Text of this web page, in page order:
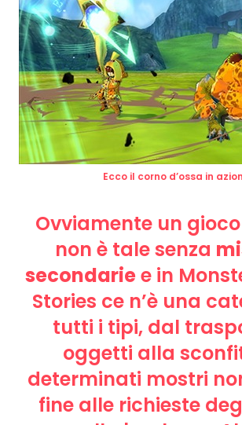
Ecco il corno d’ossa in
Ovviamente un
non è tale senza
secondariee in
Stories ce n’è una
tutti i tipi, dal
oggetti alla
determinati mostri
fine alle richieste